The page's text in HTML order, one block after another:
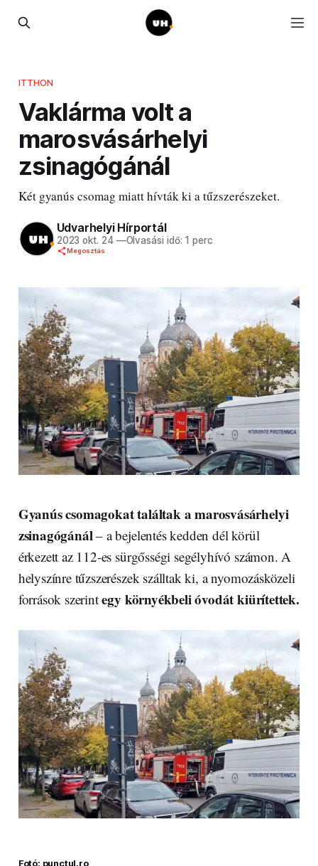
ITTHON
Vaklárma volt a
marosvásárhelyi
zsinagógánál
Két gyanús csomag miatt hívták ki a tűzszerészeket.
Udvarhelyi Hírportál
2023 okt. 24 —Olvasási idő: 1 perc
Megosztás
Gyanús csomagokat találtak a marosvásárhelyi
zsinagógánál– a bejelentés kedden dél körül
érkezett az 112-es sürgősségi segélyhívó számon. A
helyszínre tűzszerészek szálltak ki, a nyomozásközeli
források szerintegy környékbeli óvodát kiürítettek.
Fotó: punctul.ro